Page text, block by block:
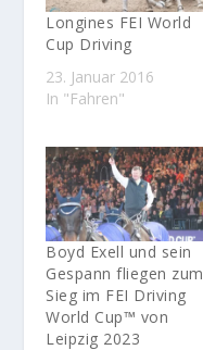
Longines FEI World
Cup Driving
23. Januar 2016
In "Fahren"
Boyd Exell und sein
Gespann fliegen zum
Sieg im FEI Driving
World Cup™ von
Leipzig 2023